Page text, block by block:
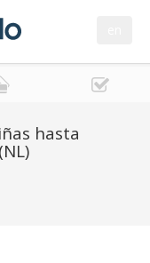
hasta